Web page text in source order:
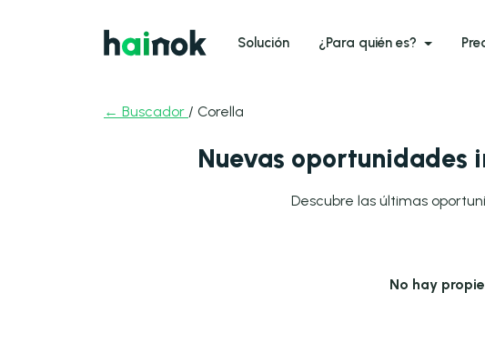
Solución ¿Para quién es?
← Buscador / Corella
Nuevas oportunidades
Descubre las últimas
No hay